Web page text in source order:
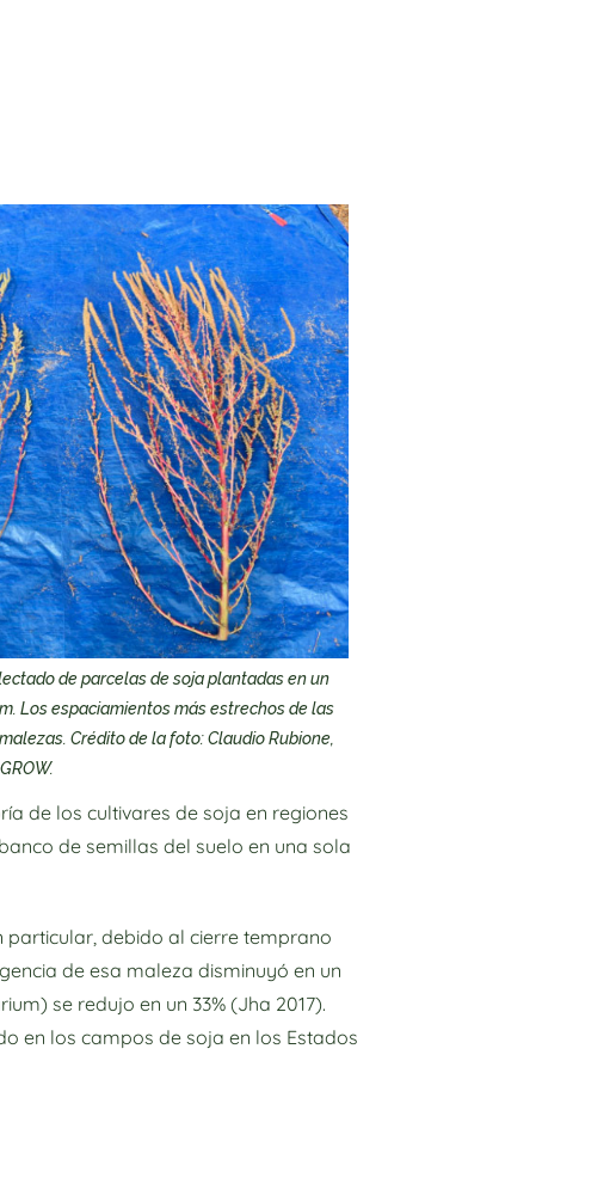
de parcelas de soja plantadas en un
Los espaciamientos más estrechos de las
Crédito de la foto: Claudio Rubione,
GROW.
de los cultivares de soja en regiones
de semillas del suelo en una sola
particular, debido al cierre temprano
de esa maleza disminuyó en un
se redujo en un 33% (Jha 2017).
en los campos de soja en los Estados